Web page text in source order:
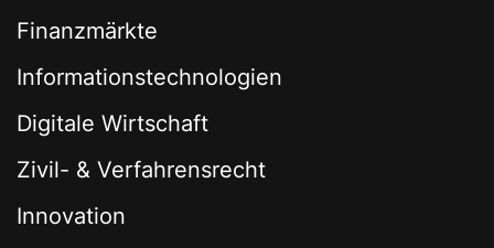
Finanzmärkte
Informationstechnologien
Digitale Wirtschaft
Zivil- & Verfahrensrecht
Innovation